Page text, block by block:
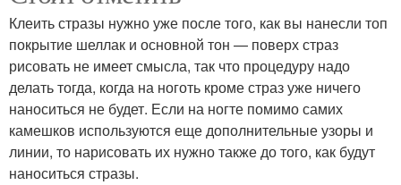
Клеить стразы нужно уже после того, как вы нанесли топ
покрытие шеллак и основной тон — поверх страз
рисовать не имеет смысла, так что процедуру надо
делать тогда, когда на ноготь кроме страз уже ничего
наноситься не будет. Если на ногте помимо самих
камешков используются еще дополнительные узоры и
линии, то нарисовать их нужно также до того, как будут
наноситься стразы.